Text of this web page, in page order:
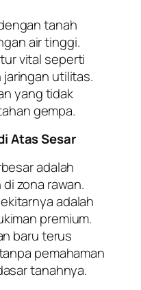
tanah
air tinggi.
vital seperti
jaringan utilitas.
yang tidak
gempa.
Atas Sesar
adalah
zona rawan.
adalah
premium.
baru terus
pemahaman
tanahnya.